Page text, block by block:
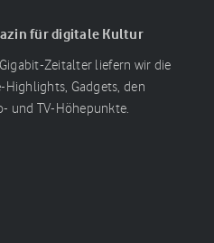
für digitale Kultur
Zeitalter liefern wir die
Gadgets, den
und TV-Höhepunkte.